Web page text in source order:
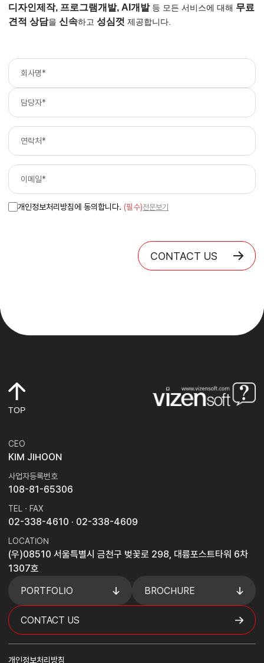
디자인제작, 프로그램개발, AI개발등 모든 서비스에 대해 무료
견적 상담을 신속하고 성심껏 제공합니다.
개인정보처리방침에 동의합니다. (필수)전문보기
CONTACT US
TOP
CEO
KIM JIHOON
사업자등록번호
108-81-65306
TEL · FAX
02-338-4610 · 02-338-4609
LOCATION
(우)08510 서울특별시 금천구 벚꽃로 298, 대륭포스트타워 6차
1307호
PORTFOLIO
BROCHURE
CONTACT US
개인정보처리방침